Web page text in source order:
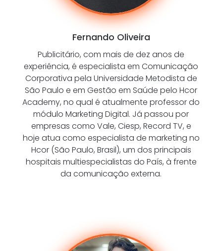
Fernando Oliveira
Publicitário, com mais de dez anos de
experiência, é especialista em Comunicação
Corporativa pela Universidade Metodista de
São Paulo e em Gestão em Saúde pelo Hcor
Academy, no qual é atualmente professor do
módulo Marketing Digital. Já passou por
empresas como Vale, Ciesp, Record TV, e
hoje atua como especialista de marketing no
Hcor (São Paulo, Brasil), um dos principais
hospitais multiespecialistas do País, à frente
da comunicação externa.